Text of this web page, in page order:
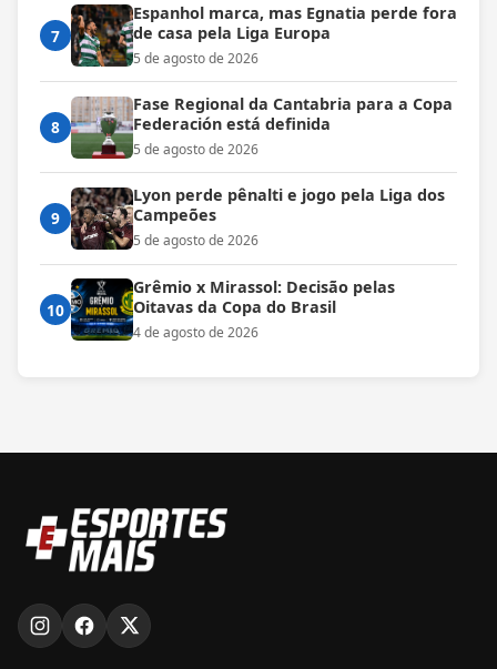
7
Espanhol marca, mas Egnatia perde fora
de casa pela Liga Europa
5 de agosto de 2026
8
Fase Regional da Cantabria para a Copa
Federación está definida
5 de agosto de 2026
9
Lyon perde pênalti e jogo pela Liga dos
Campeões
5 de agosto de 2026
10
Grêmio x Mirassol: Decisão pelas
Oitavas da Copa do Brasil
4 de agosto de 2026